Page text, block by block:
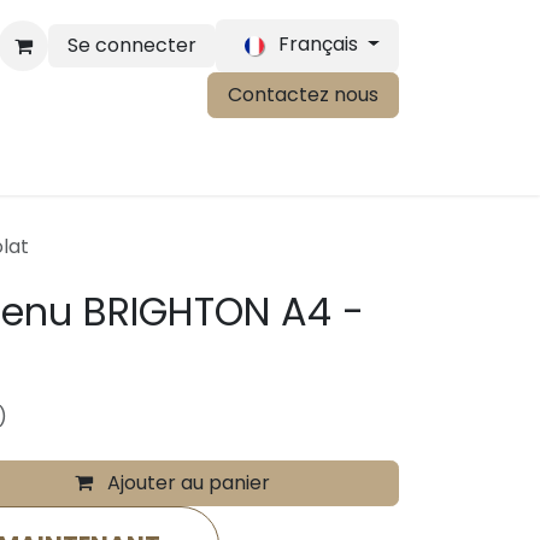
Se connecter
Français
Contactez nous
BRIGHTON A4 -
Ajouter au panier